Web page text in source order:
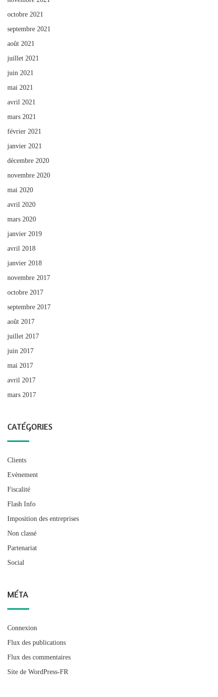
octobre 2021
septembre 2021
août 2021
juillet 2021
juin 2021
mai 2021
avril 2021
mars 2021
février 2021
janvier 2021
décembre 2020
novembre 2020
mai 2020
avril 2020
mars 2020
janvier 2019
avril 2018
janvier 2018
novembre 2017
octobre 2017
septembre 2017
août 2017
juillet 2017
juin 2017
mai 2017
avril 2017
mars 2017
CATÉGORIES
Clients
Evènement
Fiscalité
Flash Info
Imposition des entreprises
Non classé
Partenariat
Social
MÉTA
Connexion
Flux des publications
Flux des commentaires
Site de WordPress-FR